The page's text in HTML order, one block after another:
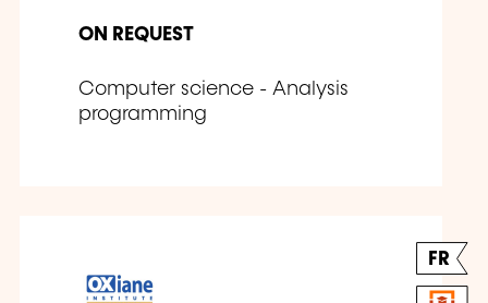
ON REQUEST
Computer science - Analysis
programming
FR